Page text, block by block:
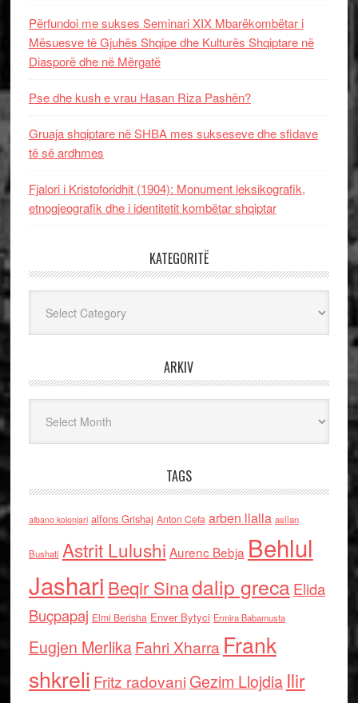
Përfundoi me sukses Seminari XIX Mbarëkombëtar i
Mësuesve të Gjuhës Shqipe dhe Kulturës Shqiptare në
Diasporë dhe në Mërgatë
Pse dhe kush e vrau Hasan Riza Pashën?
Gruaja shqiptare në SHBA mes sukseseve dhe sfidave
të së ardhmes
Fjalori i Kristoforidhit (1904): Monument leksikografik,
etnogjeografik dhe i identitetit kombëtar shqiptar
KATEGORITË
ARKIV
TAGS
albano kolonjari alfons Grishaj Anton Cefa arben llalla asllan
Bushati Astrit Lulushi Aurenc Bebja Behlul
Jashari Beqir Sinadalip grecaElida
Buçpapaj Elmi Berisha Enver Bytyci Ermira Babamusta
Eugjen MerlikaFahri Xharra Frank
shkreli Fritz radovaniGezim Llojdia Ilir